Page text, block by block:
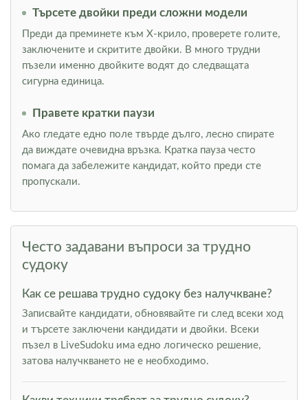
Търсете двойки преди сложни модели
Преди да преминете към Х-крило, проверете голите,
заключените и скритите двойки. В много трудни
пъзели именно двойките водят до следващата
сигурна единица.
Правете кратки паузи
Ако гледате едно поле твърде дълго, лесно спирате
да виждате очевидна връзка. Кратка пауза често
помага да забележите кандидат, който преди сте
пропускали.
Често задавани въпроси за трудно
судоку
Как се решава трудно судоку без налучкване?
Записвайте кандидати, обновявайте ги след всеки ход
и търсете заключени кандидати и двойки. Всеки
пъзел в LiveSudoku има едно логическо решение,
затова налучкването не е необходимо.